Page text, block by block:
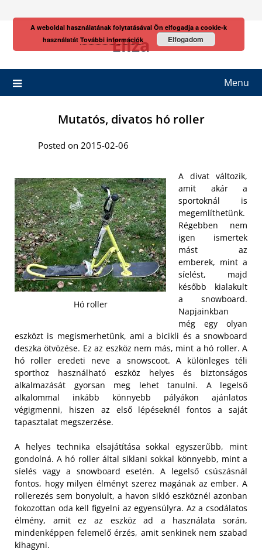
Eliza
Menu
Mutatós, divatos hó roller
Posted on 2015-02-06
Hó roller
A divat változik,
amit akár a
sportoknál is
megemlíthetünk.
Régebben nem
igen ismertek
mást az
emberek, mint a
síelést, majd
később kialakult
a snowboard.
Napjainkban
még egy olyan
eszközt is megismerhetünk, ami a bicikli és a snowboard
deszka ötvözése. Ez az eszköz nem más, mint a hó roller. A
hó roller eredeti neve a snowscoot. A különleges téli
sporthoz használható eszköz helyes és biztonságos
alkalmazását gyorsan meg lehet tanulni. A legelső
alkalommal inkább könnyebb pályákon ajánlatos
végigmenni, hiszen az első lépéseknél fontos a saját
tapasztalat megszerzése.
A helyes technika elsajátítása sokkal egyszerűbb, mint
gondolná. A hó roller által siklani sokkal könnyebb, mint a
síelés vagy a snowboard esetén. A legelső csúszásnál
fontos, hogy milyen élményt szerez magának az ember. A
rollerezés sem bonyolult, a havon sikló eszköznél azonban
fokozottan oda kell figyelni az egyensúlyra. Az a csodálatos
élmény, amit ez az eszköz ad a használata során,
mindenképpen felemelő érzés, amit senkinek nem szabad
kihagyni.
A weboldal használatának folytatásával Ön elfogadja a cookie-k
használatát További információk Elfogadom